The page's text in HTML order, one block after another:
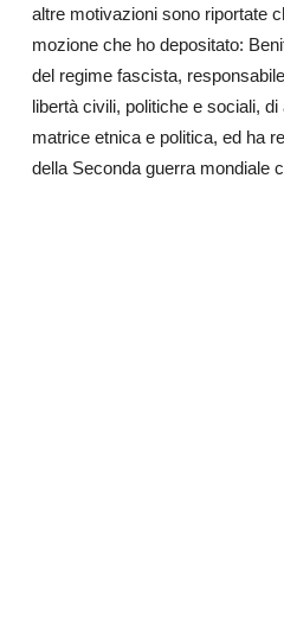
altre motivazioni sono riportate
mozione che ho depositato:
del regime fascista,
libertà civili, politiche e sociali,
matrice etnica e politica, ed ha
della Seconda guerra mondiale